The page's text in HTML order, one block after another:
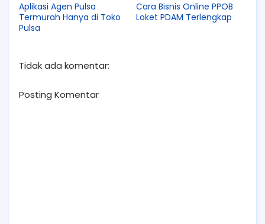
Aplikasi Agen Pulsa
Termurah Hanya di Toko
Pulsa
Cara Bisnis Online PPOB
Loket PDAM Terlengkap
Tidak ada komentar:
Posting Komentar